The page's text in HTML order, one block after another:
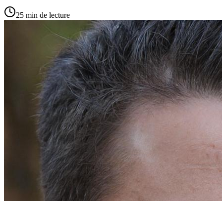
25 min de lecture